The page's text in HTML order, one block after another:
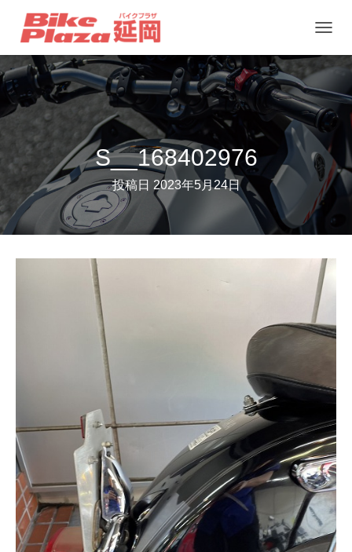
ビ
ー
シ
ョ
ン
を
り
え
S__168402976
投稿日 2023年5月24日